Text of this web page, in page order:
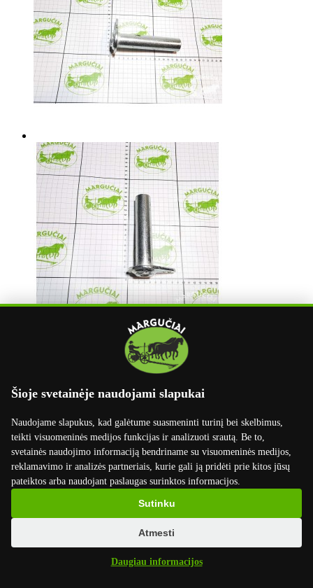
Šioje svetainėje naudojami slapukai
Naudojame slapukus, kad galėtume suasmeninti turinį bei skelbimus,
teikti visuomeninės medijos funkcijas ir analizuoti srautą. Be to,
svetainės naudojimo informaciją bendriname su visuomeninės medijos,
reklamavimo ir analizės partneriais, kurie gali ją pridėti prie kitos jūsų
pateiktos arba naudojant paslaugas surinktos informacijos.
Daugiau informacijos
Sutinku
Atmesti
info@marguciai.lt
Rekvizitai
UAB Margučiai
Įmonės kodas: 301400534
PVM kodas: LT100003668814
Miežiškių sen., Panevėžio raj., LT-38100
Swift kodas: AGBLLT2X